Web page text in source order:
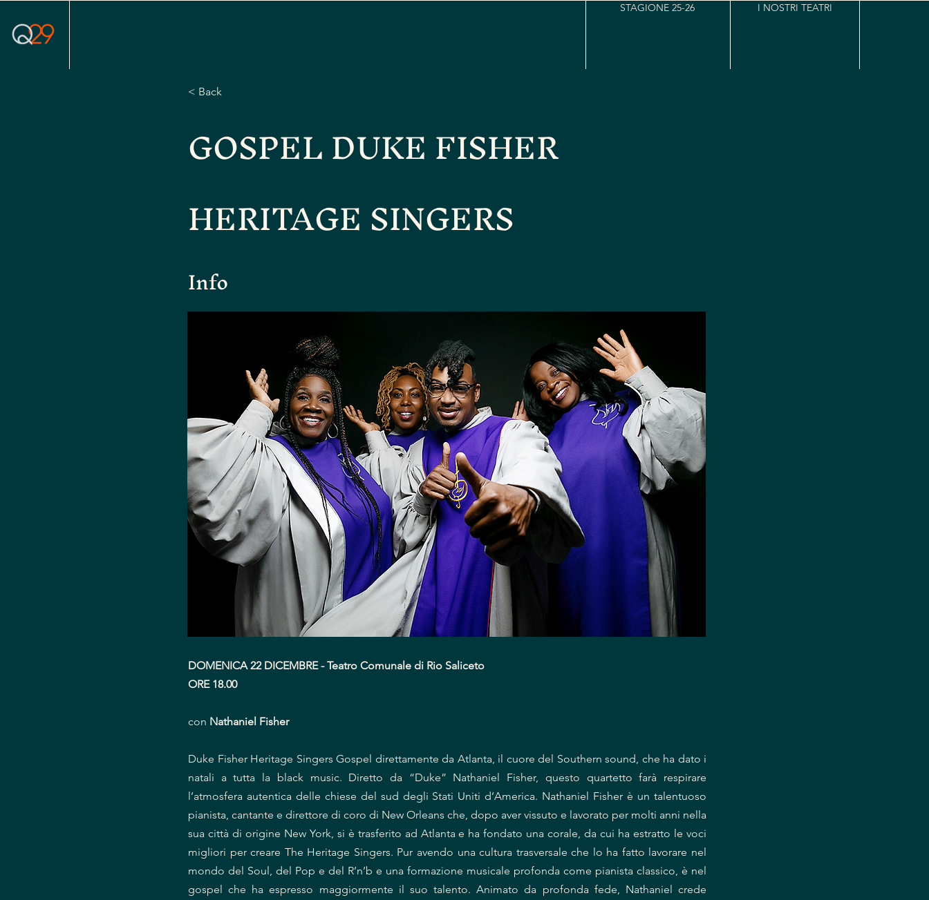
STAGIONE 25-26 I NOSTRI TEATRI
< Back
GOSPEL DUKE FISHER
HERITAGE SINGERS
Info
DOMENICA 22 DICEMBRE - Teatro Comunale di Rio Saliceto
ORE 18.00
con Nathaniel Fisher
Duke Fisher Heritage Singers Gospel direttamente da Atlanta, il cuore del Southern sound, che ha dato i
natali a tutta la black music. Diretto da “Duke” Nathaniel Fisher, questo quartetto farà respirare
l’atmosfera autentica delle chiese del sud degli Stati Uniti d’America. Nathaniel Fisher è un talentuoso
pianista, cantante e direttore di coro di New Orleans che, dopo aver vissuto e lavorato per molti anni nella
sua città di origine New York, si è trasferito ad Atlanta e ha fondato una corale, da cui ha estratto le voci
migliori per creare The Heritage Singers. Pur avendo una cultura trasversale che lo ha fatto lavorare nel
mondo del Soul, del Pop e del R’n’b e una formazione musicale profonda come pianista classico, è nel
gospel che ha espresso maggiormente il suo talento. Animato da profonda fede, Nathaniel crede